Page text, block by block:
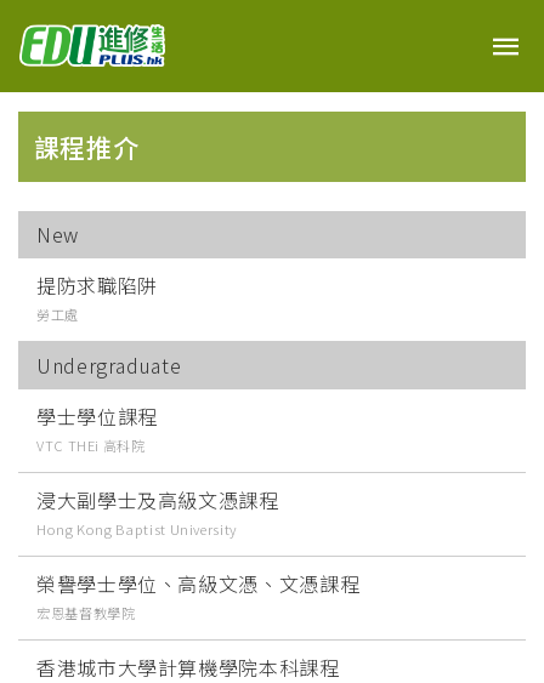
課程推介
New
提防求職陷阱
勞工處
Undergraduate
學士學位課程
VTC THEi 高科院
浸大副學士及高級文憑課程
Hong Kong Baptist University
榮譽學士學位、高級文憑、文憑課程
宏恩基督教學院
香港城市大學計算機學院本科課程